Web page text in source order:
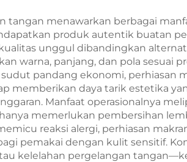
Logam Perak
Sterling 925
tangan menawarkan berbagai
produk autentik buatan
unggul dibandingkan
warna, panjang, dan pola sesuai
sudut pandang ekonomi,
memberikan daya tarik estetika
Manfaat operasionalnya
memerlukan pembersihan
reaksi alergi, perhiasan
pemakai dengan kulit sensitif.
kelelahan pergelangan